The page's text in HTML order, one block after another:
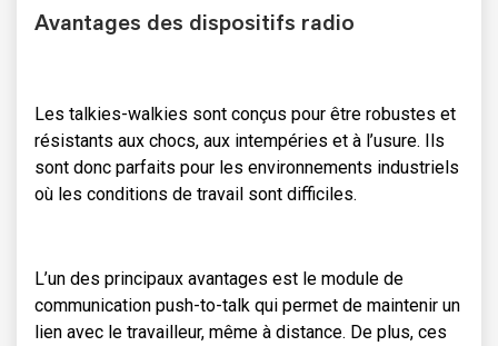
Avantages des dispositifs radio
Les talkies-walkies sont conçus pour être robustes et
résistants aux chocs, aux intempéries et à l’usure. Ils
sont donc parfaits pour les environnements industriels
où les conditions de travail sont difficiles.
L’un des principaux avantages est le module de
communication push-to-talk qui permet de maintenir un
lien avec le travailleur, même à distance. De plus, ces